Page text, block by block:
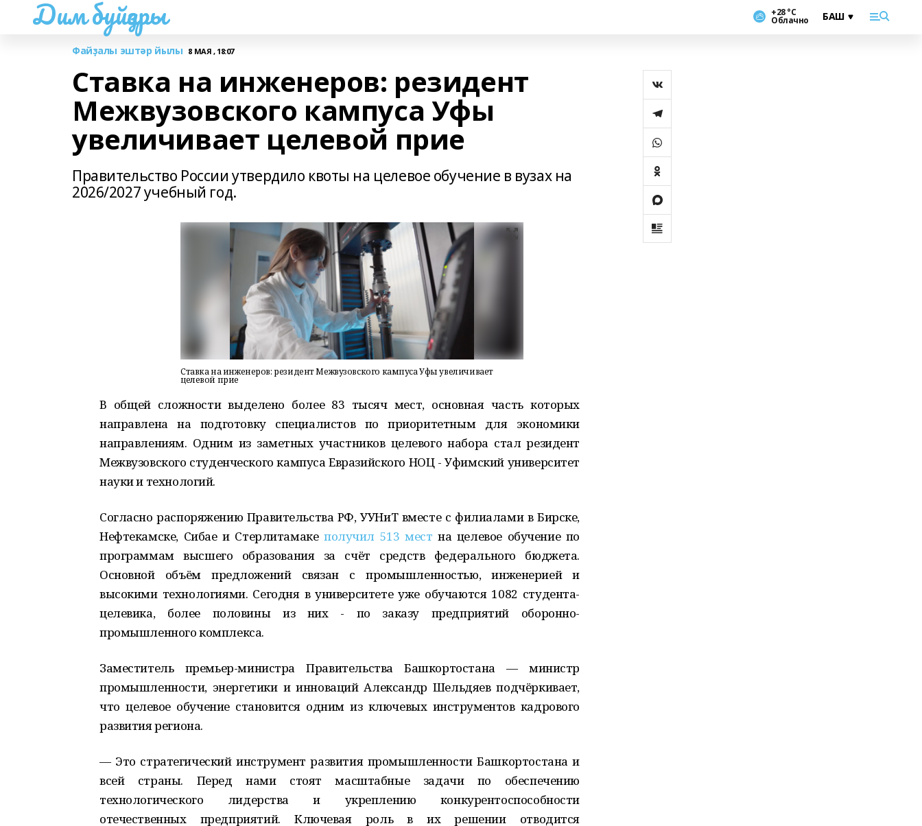
Дим буйҙары +28 °С
Облачно
Файҙалы эштәр йылы 8 МАЯ , 18:07
Ставка на инженеров: резидент
Межвузовского кампуса Уфы
увеличивает целевой прие
Правительство России утвердило квоты на целевое обучение в вузах на
2026/2027 учебный год.
Ставка на инженеров: резидент Межвузовского кампуса Уфы увеличивает
целевой прие
В общей сложности выделено более 83 тысяч мест, основная часть которых
направлена на подготовку специалистов по приоритетным для экономики
направлениям. Одним из заметных участников целевого набора стал резидент
Межвузовского студенческого кампуса Евразийского НОЦ - Уфимский университет
науки и технологий.
Согласно распоряжению Правительства РФ, УУНиТ вместе с филиалами в Бирске,
Нефтекамске, Сибае и Стерлитамаке получил 513 мест на целевое обучение по
программам высшего образования за счёт средств федерального бюджета.
Основной объём предложений связан с промышленностью, инженерией и
высокими технологиями. Сегодня в университете уже обучаются 1082 студента-
целевика, более половины из них - по заказу предприятий оборонно-
промышленного комплекса.
Заместитель премьер-министра Правительства Башкортостана — министр
промышленности, энергетики и инноваций Александр Шельдяев подчёркивает,
что целевое обучение становится одним из ключевых инструментов кадрового
развития региона.
— Это стратегический инструмент развития промышленности Башкортостана и
всей страны. Перед нами стоят масштабные задачи по обеспечению
технологического лидерства и укреплению конкурентоспособности
отечественных предприятий. Ключевая роль в их решении отводится